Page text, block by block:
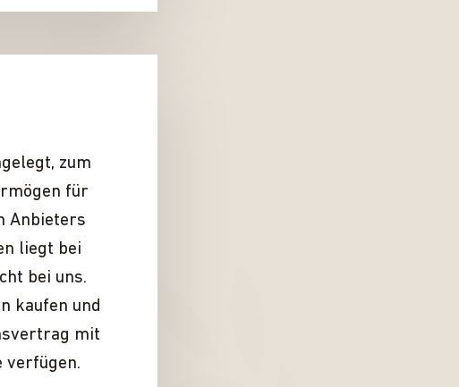
zum
für
Anbieters
liegt bei
bei uns.
kaufen und
mit
verfügen.